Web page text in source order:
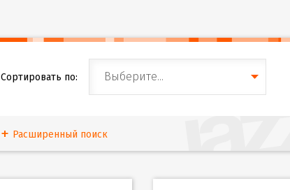
Сортировать по: Выберите...
Расширенный поиск